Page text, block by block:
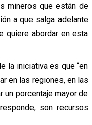
mineros que están de
a que salga adelante
quiere abordar en esta
la iniciativa es que “en
en las regiones, en las
un porcentaje mayor de
son recursos